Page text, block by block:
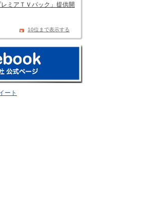
ミアＴＶパック」提供開
10位まで表示する
ート